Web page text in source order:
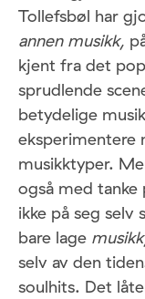
Tollefsbøl har
annen musikk,
kjent fra det
sprudlende
betydelige
eksperimentere
musikktyper.
også med tanke
ikke på seg selv
bare lage musikk
selv av den
soulhits. Det